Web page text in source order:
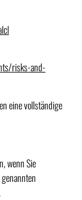
risks-and-
eine vollständige
wenn Sie